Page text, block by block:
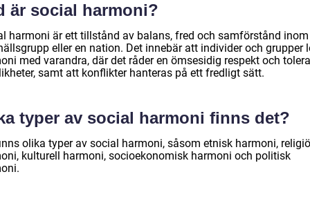
är social harmoni?
harmoni är ett tillstånd av balans, fred och samförstånd inom
eller en nation. Det innebär att individer och grupper
med varandra, där det råder en ömsesidig respekt och
samt att konflikter hanteras på ett fredligt sätt.
typer av social harmoni finns det?
olika typer av social harmoni, såsom etnisk harmoni,
kulturell harmoni, socioekonomisk harmoni och politisk